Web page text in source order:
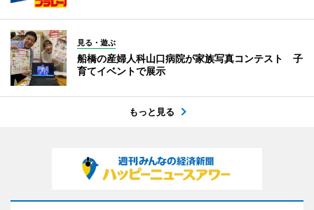
見る・遊ぶ
船橋の産婦人科山口病院が家族写真コンテスト 子
育てイベントで展示
もっと見る